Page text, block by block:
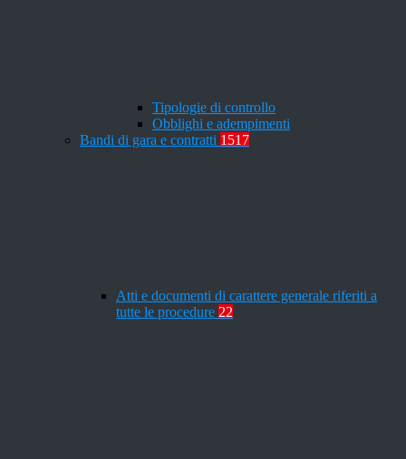
Tipologie di controllo
Obblighi e adempimenti
Bandi di gara e contratti 1517
Atti e documenti di carattere generale riferiti a
tutte le procedure 22